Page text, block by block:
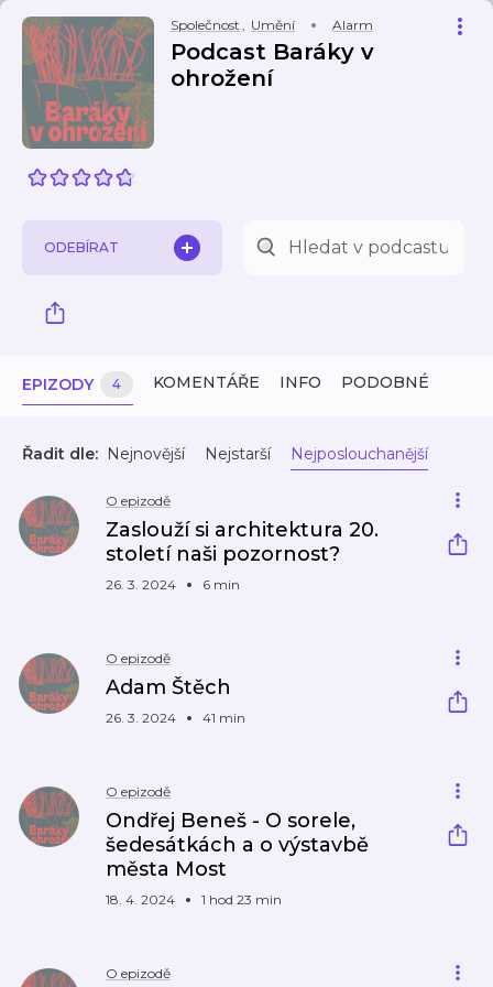
Společnost , Umění Alarm
Podcast Baráky v
ohrožení
ODEBÍRAT
EPIZODY 4 KOMENTÁŘE INFO PODOBNÉ
Řadit dle: Nejnovější Nejstarší Nejposlouchanější
O epizodě
Zaslouží si architektura 20.
století naši pozornost?
26. 3. 2024 6 min
O epizodě
Adam Štěch
26. 3. 2024 41 min
O epizodě
Ondřej Beneš - O sorele,
šedesátkách a o výstavbě
města Most
18. 4. 2024 1 hod 23 min
O epizodě